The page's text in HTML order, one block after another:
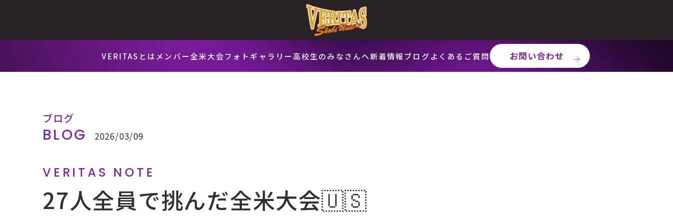
VERITASとはメンバー全米大会フォトギャラリー 高校生のみなさんへ新着情報ブログよくあるご質問 お問い合わせ
ブログ
BLOG 2026/03/09
VERITAS NOTE
27人全員で挑んだ全米大会🇺🇸